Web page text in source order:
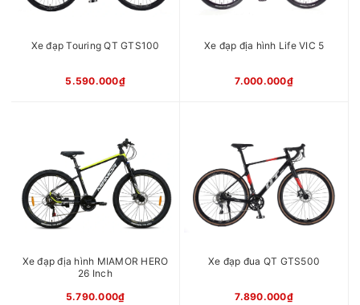
Xe đạp Touring QT GTS100
5.590.000₫
Xe đạp địa hình Life VIC 5
7.000.000₫
Xe đạp địa hình MIAMOR HERO
26 Inch
5.790.000₫
Xe đạp đua QT GTS500
7.890.000₫